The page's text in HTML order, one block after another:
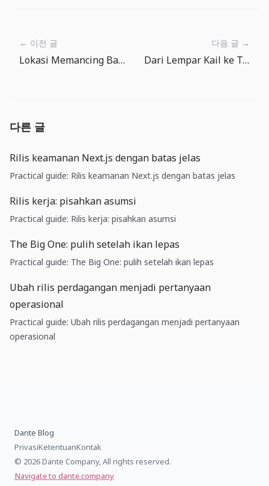
← 이전 글
Lokasi Memancing Baru Mengubah Cara Memilih Peralatan
다음 글 →
Dari Lempar Kail ke Tarik: Membaca Satu Sesi
다른 글
Rilis keamanan Next.js dengan batas jelas
Practical guide: Rilis keamanan Next.js dengan batas jelas
Rilis kerja: pisahkan asumsi
Practical guide: Rilis kerja: pisahkan asumsi
The Big One: pulih setelah ikan lepas
Practical guide: The Big One: pulih setelah ikan lepas
Ubah rilis perdagangan menjadi pertanyaan
operasional
Practical guide: Ubah rilis perdagangan menjadi pertanyaan
operasional
Dante Blog
PrivasiKetentuanKontak
© 2026 Dante Company, All rights reserved.
Navigate to dante.company